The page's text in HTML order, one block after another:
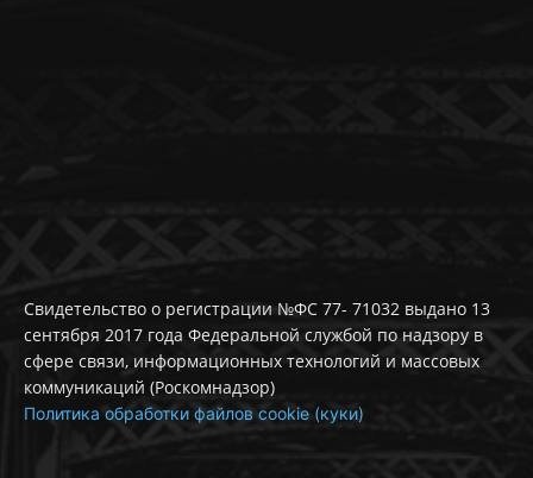
Свидетельство о регистрации №ФС 77- 71032 выдано 13
сентября 2017 года Федеральной службой по надзору в
сфере связи, информационных технологий и массовых
коммуникаций (Роскомнадзор)
Политика обработки файлов cookie (куки)